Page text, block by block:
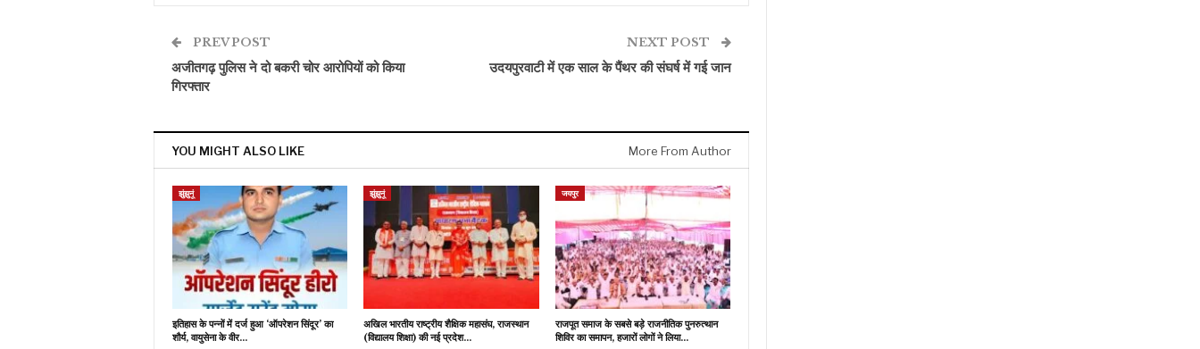
PREV POST
अजीतगढ़ पुलिस ने दो बकरी चोर आरोपियों को किया
गिरफ्तार
NEXT POST
उदयपुरवाटी में एक साल के पैंथर की संघर्ष में गई जान
YOU MIGHT ALSO LIKE More From Author
झुंझुनूं
इतिहास के पन्नों में दर्ज हुआ ‘ऑपरेशन सिंदूर’ का
शौर्य, वायुसेना के वीर…
झुंझुनूं
अखिल भारतीय राष्ट्रीय शैक्षिक महासंघ, राजस्थान
(विद्यालय शिक्षा) की नई प्रदेश…
जयपुर
राजपूत समाज के सबसे बड़े राजनीतिक पुनरुत्थान
शिविर का समापन, हजारों लोगों ने लिया…